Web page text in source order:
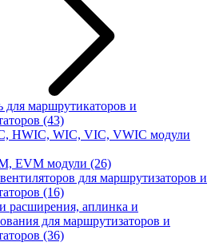
для маршрутикаторов и
(43)
HWIC, WIC, VIC, VWIC модули
EVM модули (26)
для маршрутизаторов и
(16)
расширения, аплинка и
для маршрутизаторов и
(36)